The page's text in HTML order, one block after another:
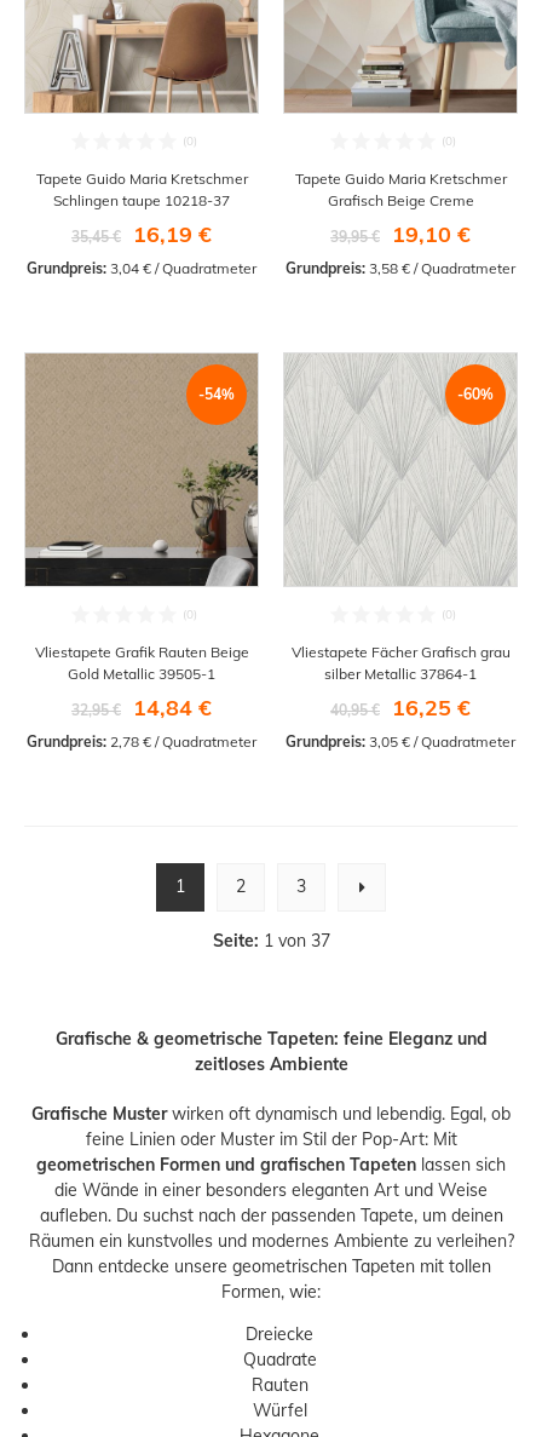
Tapete Guido Maria Kretschmer
Schlingen taupe 10218-37
35,45 €
16,19 €
Grundpreis: 3,04 € / Quadratmeter
Tapete Guido Maria Kretschmer
Grafisch Beige Creme
39,95 €
19,10 €
Grundpreis: 3,58 € / Quadratmeter
-54%
Vliestapete Grafik Rauten Beige
Gold Metallic 39505-1
32,95 €
14,84 €
Grundpreis: 2,78 € / Quadratmeter
-60%
Vliestapete Fächer Grafisch grau
silber Metallic 37864-1
40,95 €
16,25 €
Grundpreis: 3,05 € / Quadratmeter
1 2 3
Seite: 1 von 37
Grafische & geometrische Tapeten: feine Eleganz und
zeitloses Ambiente
Grafische Musterwirken oft dynamisch und lebendig. Egal, ob
feine Linien oder Muster im Stil der Pop-Art: Mit
geometrischen Formen und grafischen Tapeten lassen sich
die Wände in einer besonders eleganten Art und Weise
aufleben. Du suchst nach der passenden Tapete, um deinen
Räumen ein kunstvolles und modernes Ambiente zu verleihen?
Dann entdecke unsere geometrischen Tapeten mit tollen
Formen, wie:
Dreiecke
Quadrate
Rauten
Würfel